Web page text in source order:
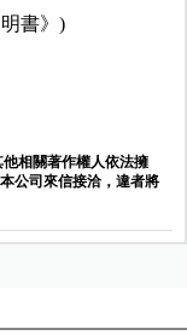
書》)
相關著作權人依法擁
公司來信接洽，違者將